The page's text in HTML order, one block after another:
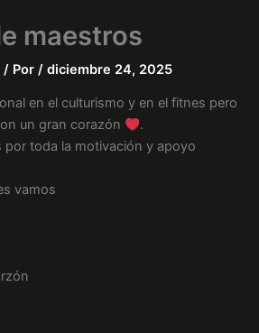
maestros
/ Por/diciembre 24, 2025
en el culturismo y en el fitnes pero
un gran corazón
.
por toda la motivación y apoyo
vamos